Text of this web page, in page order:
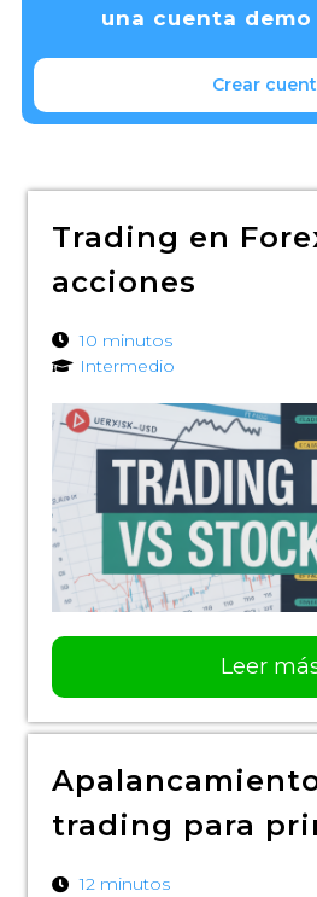
una cuenta
Crear
Trading en
acciones
10 minutos
Intermedio
Leer
trading para
12 minutos